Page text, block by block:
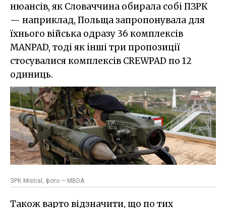
нюансів, як Словаччина обирала собі ПЗРК
— наприклад, Польща запропонувала для
їхнього війська одразу 36 комплексів
MANPAD, тоді як інші три пропозиції
стосувалися комплексів CREWPAD по 12
одиниць.
ЗРК Mistral, фото — MBDA
Також варто відзначити, що по тих